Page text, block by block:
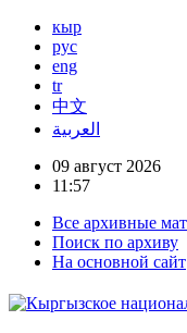
кыр
рус
eng
tr
中文
العربية
09 август 2026
11:57
Все архивные
Поиск по архиву
На основной сайт